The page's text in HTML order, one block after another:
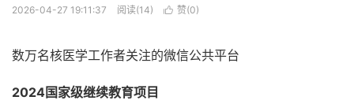
2026-04-27 19:11:37 阅读(14)  赞(0)
数万名核医学工作者关注的微信公共平台
2024国家级继续教育项目